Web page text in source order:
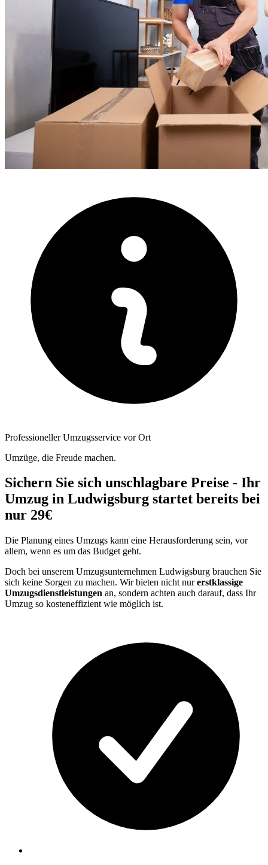
Professioneller Umzugsservice vor Ort
Umzüge, die Freude machen.
Sichern Sie sich unschlagbare Preise - Ihr
Umzug in Ludwigsburg startet bereits bei
nur 29€
Die Planung eines Umzugs kann eine Herausforderung sein, vor
allem, wenn es um das Budget geht.
Doch bei unserem Umzugsunternehmen Ludwigsburg brauchen Sie
sich keine Sorgen zu machen. Wir bieten nicht nurerstklassige
Umzugsdienstleistungen an, sondern achten auch darauf, dass Ihr
Umzug so kosteneffizient wie möglich ist.